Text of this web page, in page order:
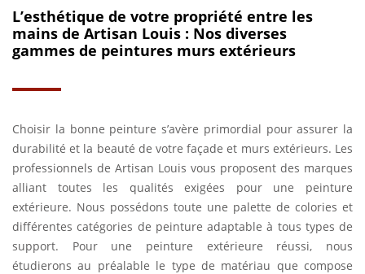
L’esthétique de votre propriété entre les
mains de Artisan Louis : Nos diverses
gammes de peintures murs extérieurs
Choisir la bonne peinture s’avère primordial pour assurer la
durabilité et la beauté de votre façade et murs extérieurs. Les
professionnels de Artisan Louis vous proposent des marques
alliant toutes les qualités exigées pour une peinture
extérieure. Nous possédons toute une palette de colories et
différentes catégories de peinture adaptable à tous types de
support. Pour une peinture extérieure réussi, nous
étudierons au préalable le type de matériau que compose